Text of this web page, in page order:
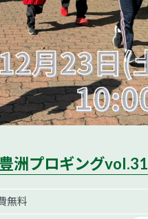
洲プロギングvol.31
無料